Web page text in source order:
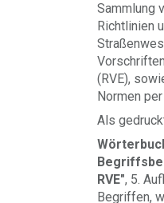
Sammlung
Richtlinien
(RVE),
Normen
Als
RVE", 5.
Begriffen,